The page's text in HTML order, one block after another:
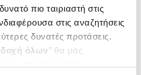
πιο ταιριαστή στις
στις αναζητήσεις
δυνατές προτάσεις.
όλων’’ θα μας